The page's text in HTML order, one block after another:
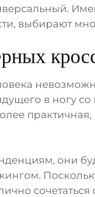
выбирают
в ногу
практичная,
они